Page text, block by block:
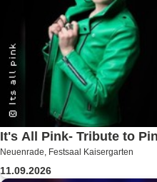
It's All Pink- Tribute to
Headliner Tour 2026
Neuenrade, Festsaal Kaisergarten
11.09.2026